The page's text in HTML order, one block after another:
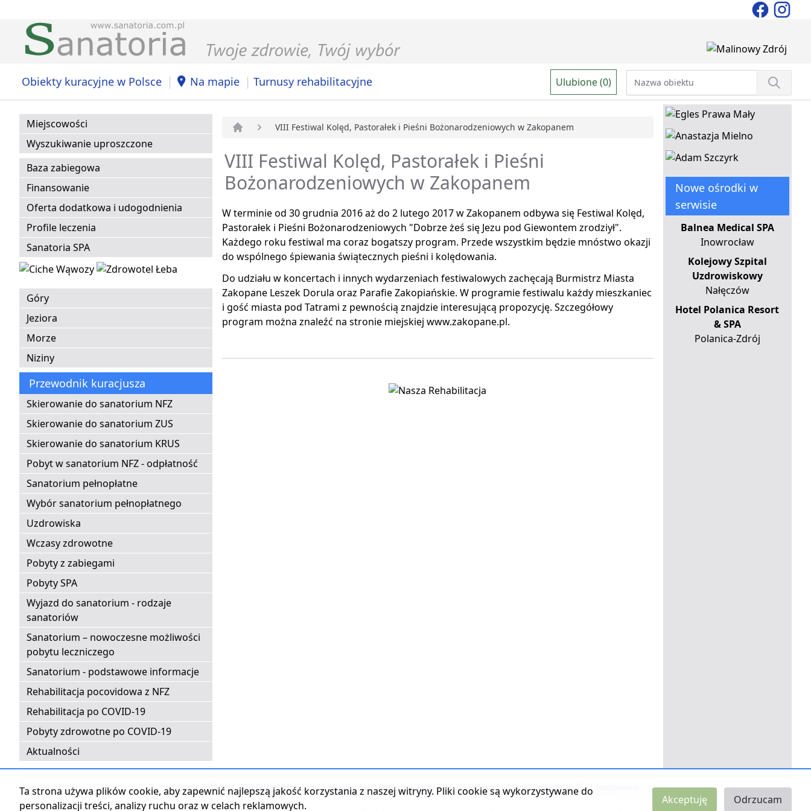
Obiekty kuracyjne w Polsce | Na mapie | Turnusy rehabilitacyjne Ulubione (0)
Miejscowości
Wyszukiwanie uproszczone
Baza zabiegowa
Finansowanie
Oferta dodatkowa i udogodnienia
Profile leczenia
Sanatoria SPA
Góry
Jeziora
Morze
Niziny
Przewodnik kuracjusza
Skierowanie do sanatorium NFZ
Skierowanie do sanatorium ZUS
Skierowanie do sanatorium KRUS
Pobyt w sanatorium NFZ - odpłatność
Sanatorium pełnopłatne
Wybór sanatorium pełnopłatnego
Uzdrowiska
Wczasy zdrowotne
Pobyty z zabiegami
Pobyty SPA
Wyjazd do sanatorium - rodzaje
sanatoriów
Sanatorium – nowoczesne możliwości
pobytu leczniczego
Sanatorium - podstawowe informacje
Rehabilitacja pocovidowa z NFZ
Rehabilitacja po COVID-19
Pobyty zdrowotne po COVID-19
Aktualności
VIII Festiwal Kolęd, Pastorałek i Pieśni Bożonarodzeniowych w Zakopanem
VIII Festiwal Kolęd, Pastorałek i Pieśni
Bożonarodzeniowych w Zakopanem
W terminie od 30 grudnia 2016 aż do 2 lutego 2017 w Zakopanem odbywa się Festiwal Kolęd,
Pastorałek i Pieśni Bożonarodzeniowych "Dobrze żeś się Jezu pod Giewontem zrodziył".
Każdego roku festiwal ma coraz bogatszy program. Przede wszystkim będzie mnóstwo okazji
do wspólnego śpiewania świątecznych pieśni i kolędowania.
Do udziału w koncertach i innych wydarzeniach festiwalowych zachęcają Burmistrz Miasta
Zakopane Leszek Dorula oraz Parafie Zakopiańskie. W programie festiwalu każdy mieszkaniec
i gość miasta pod Tatrami z pewnością znajdzie interesującą propozycję. Szczegółowy
program można znaleźć na stronie miejskiej www.zakopane.pl.
Nowe ośrodki w
serwisie
Balnea Medical SPA
Inowrocław
Kolejowy Szpital
Uzdrowiskowy
Nałęczów
Hotel Polanica Resort
& SPA
Polanica-Zdrój
Strona główna | Kontakt z serwisem | Reklama w serwisie | Regulamin serwisu | Polityka prywatności |
Ta strona używa plików cookie, aby zapewnić najlepszą jakość korzystania z naszej witryny. Pliki cookie są wykorzystywane do
personalizacji treści, analizy ruchu oraz w celach reklamowych.
Akceptuję Odrzucam